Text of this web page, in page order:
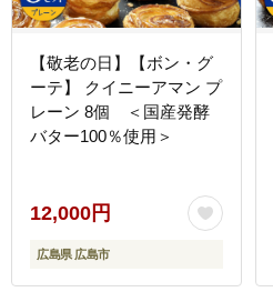
【敬老の日】【ボン・グ
ーテ】 クイニーアマン プ
レーン 8個 ＜国産発酵
バター100％使用＞
12,000円
広島県 広島市